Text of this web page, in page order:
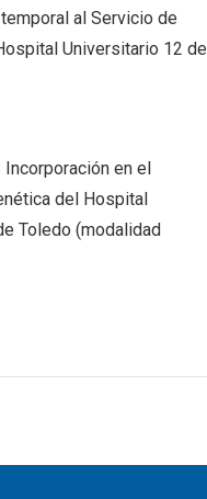
al Servicio de
Universitario 12 de
en el
del Hospital
Toledo (modalidad